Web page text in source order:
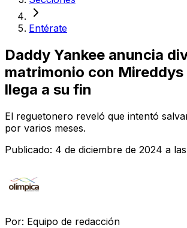
Entérate
Daddy Yankee anuncia
matrimonio con Mireddys
llega a su fin
El reguetonero reveló que intentó
por varios meses.
Publicado: 4 de diciembre de 2024 a
Por: Equipo de redacción